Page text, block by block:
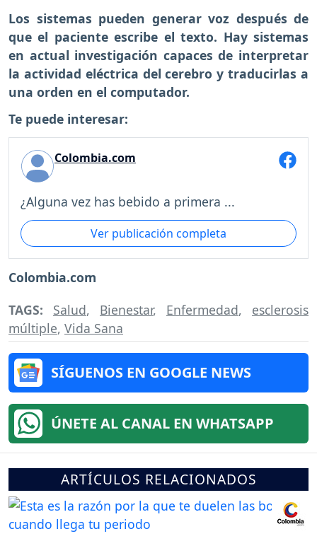
Los sistemas pueden generar voz después de
que el paciente escribe el texto. Hay sistemas
en actual investigación capaces de interpretar
la actividad eléctrica del cerebro y traducirlas a
una orden en el computador.
Te puede interesar:
Colombia.com
¿Alguna vez has bebido a primera ...
Ver publicación completa
Colombia.com
TAGS: Salud, Bienestar, Enfermedad, esclerosis
múltiple, Vida Sana
SÍGUENOS EN GOOGLE NEWS
ÚNETE AL CANAL EN WHATSAPP
ARTÍCULOS RELACIONADOS